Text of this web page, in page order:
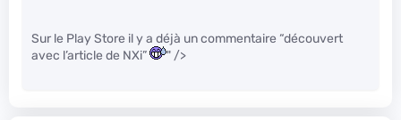
Sur le Play Store il y a déjà un commentaire “découvert
avec l’article de NXi”
" />